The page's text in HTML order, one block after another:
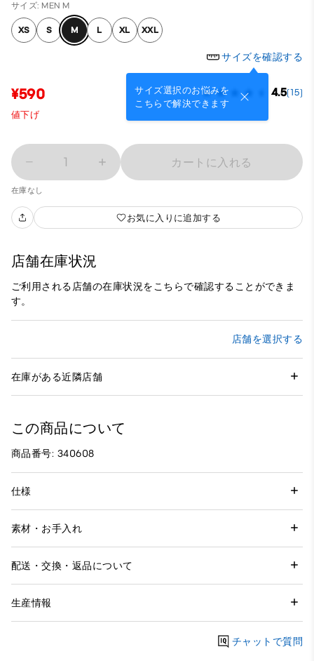
サイズ: MEN M
XS S M L XL XXL
サイズを確認する
サイズ選択のお悩みを
こちらで解決できます
¥590 4.5(15)
値下げ
1 カートに入れる
在庫なし
お気に入りに追加する
店舗在庫状況
ご利用される店舗の在庫状況をこちらで確認することができま
す。
店舗を選択する
在庫がある近隣店舗
この商品について
商品番号: 340608
仕様
素材・お手入れ
配送・交換・返品について
生産情報
チャットで質問